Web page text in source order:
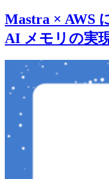
Mastra × AWS
AI メモリの実